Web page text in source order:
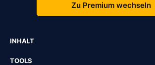
Zu Premium wechseln
INHALT
TOOLS